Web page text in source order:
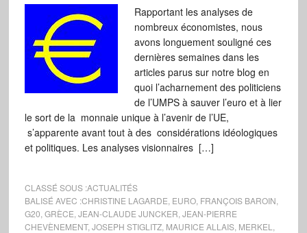
Rapportant les analyses de
nombreux économistes, nous
avons longuement souligné ces
dernières semaines dans les
articles parus sur notre blog en
quoi l’acharnement des politiciens
de l’UMPS à sauver l’euro et à lier
le sort de la monnaie unique à l’avenir de l’UE,
s’apparente avant tout à des considérations idéologiques
et politiques. Les analyses visionnaires […]
CLASSÉ SOUS :ACTUALITÉS
BALISÉ AVEC :CHRISTINE LAGARDE EURO, FRANÇOIS BAROIN
G20 GRÈCE JEAN-CLAUDE JUNCKER JEAN-PIERRE
CHEVÈNEMENT, JOSEPH STIGLITZ, MAURICE ALLAIS, MERKEL